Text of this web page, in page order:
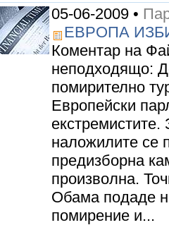
05-06-2009 •
ЕВРОПА
Коментар на
неподходящо:
помирително
Европейски
екстремистите.
наложилите се
предизборна
произволна.
Обама подаде
помирение и...